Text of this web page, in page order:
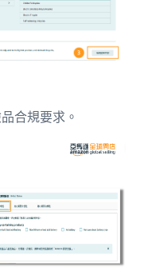
合規要求。